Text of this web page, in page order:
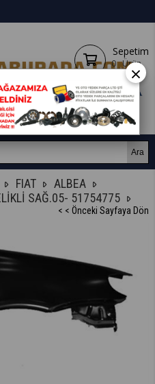
Sepetim
0 Ürün
FIAT
ALBEA
SAĞ.05- 51754775
< < Önceki Sayfaya Dön
×